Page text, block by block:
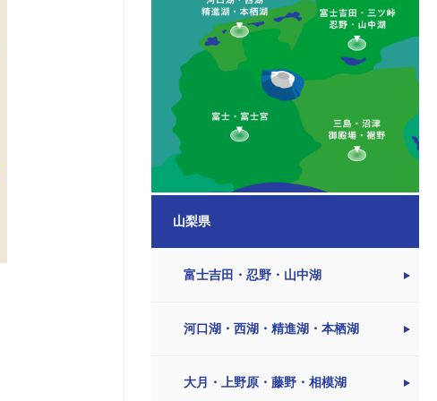
山梨県
富士吉田・忍野・山中湖
河口湖・西湖・精進湖・本栖湖
大月・上野原・藤野・相模湖